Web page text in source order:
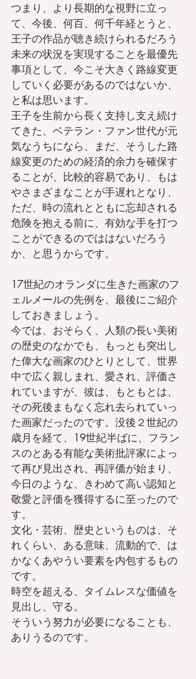
つまり、より長期的な視野に立っ
て、今後、何百、何千年経とうと、
王子の作品が聴き続けられるだろう
未来の状況を実現することを最優先
事項として、今こそ大きく路線変更
していく必要があるのではないか、
と私は思います。
王子を生前から長く支持し支え続け
てきた、ベテラン・ファン世代が元
気なうちになら、まだ、そうした路
線変更のための経済的余力を確保す
ることが、比較的容易であり、もは
やさまざまなことが手遅れとなり、
ただ、時の流れとともに忘却される
危険を抱える前に、有効な手を打つ
ことができるのでははないだろう
か、と思うからです。
17世紀のオランダに生きた画家のフ
ェルメールの先例を、最後にご紹介
しておきましょう。
今では、おそらく、人類の長い美術
の歴史のなかでも、もっとも突出し
た偉大な画家のひとりとして、世界
中で広く親しまれ、愛され、評価さ
れていますが、彼は、もともとは、
その死後まもなく忘れ去られていっ
た画家だったのです。没後２世紀の
歳月を経て、19世紀半ばに、フラン
スのとある有能な美術批評家によっ
て再び見出され、再評価が始まり、
今日のような、きわめて高い認知と
敬愛と評価を獲得するに至ったので
す。
文化・芸術、歴史というものは、そ
れくらい、ある意味、流動的で、は
かなくあやうい要素を内包するもの
です。
時空を超える、タイムレスな価値を
見出し、守る。
そういう努力が必要になることも、
ありうるのです。